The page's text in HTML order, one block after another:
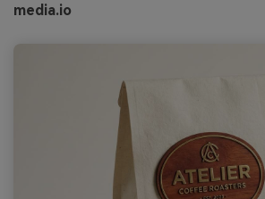
media.io